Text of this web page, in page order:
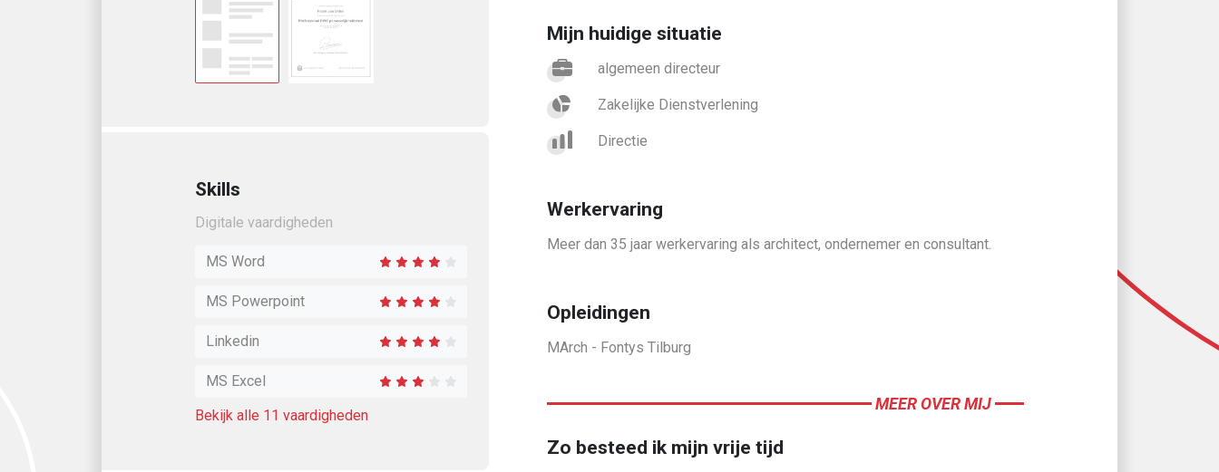
Skills
,Digitale vaardigheden
MS Word
MS Powerpoint
Linkedin
MS Excel
Bekijk alle 11 vaardigheden
Mijn huidige situatie
Functie(s):algemeen directeur
Sector(en):Zakelijke Dienstverlening
Carrièreniveau:
Directie
Werkervaring
Meer dan 35 jaar werkervaring als architect, ondernemer en consultant.
Opleidingen
MArch - Fontys Tilburg
MEER OVER MIJ
Zo besteed ik mijn vrije tijd
van
tot14.832andere Talentcards.
E-mailadres *
Kies een wachtwoord van minimaal 8 karakters